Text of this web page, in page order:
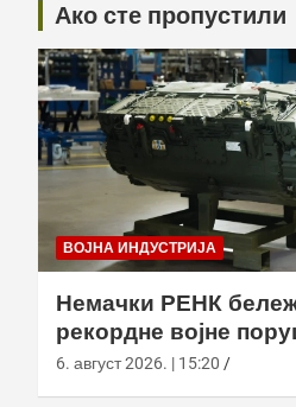
Ако сте пропустили
ВОЈНА ИНДУСТРИЈА
Немачки РЕНК
рекордне војне
2026. години
6. август 2026. | 15:20